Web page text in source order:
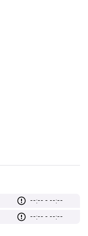
--:-- - --:--
--:-- - --:--